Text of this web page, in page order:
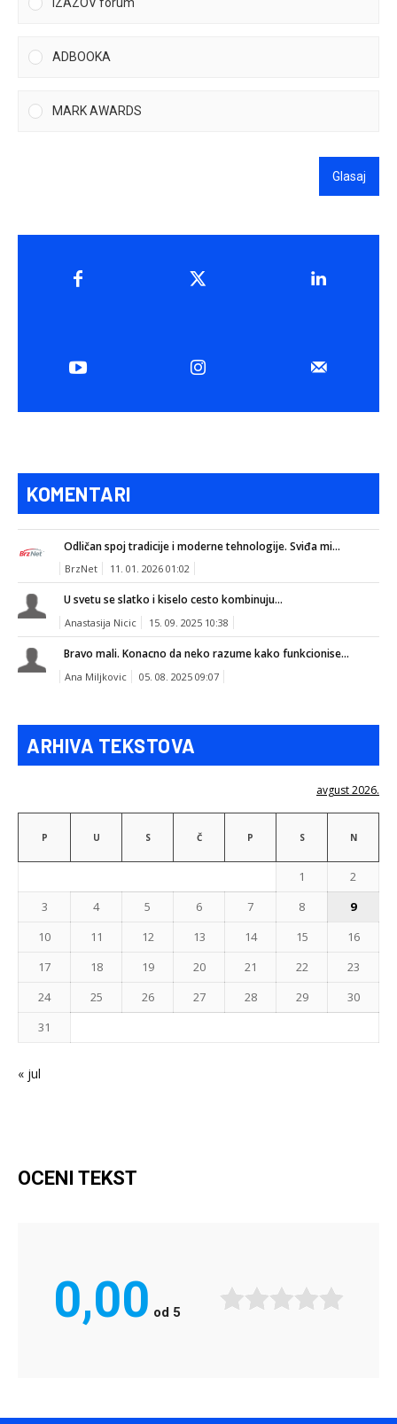
IZAZOV forum
ADBOOKA
MARK AWARDS
Glasaj
KOMENTARI
Odličan spoj tradicije i moderne tehnologije. Sviđa mi...
BrzNet 11. 01. 2026 01:02
U svetu se slatko i kiselo cesto kombinuju...
Anastasija Nicic 15. 09. 2025 10:38
Bravo mali. Konacno da neko razume kako funkcionise...
Ana Miljkovic 05. 08. 2025 09:07
ARHIVA TEKSTOVA
avgust 2026.
P U S Č P S N
1
2
3
4 5 6 7 8
9
10
11 12 13 14 15
16
17
18 19 20 21 22
23
24
25 26 27 28 29
30
31
« jul
OCENI TEKST
0,00 od 5